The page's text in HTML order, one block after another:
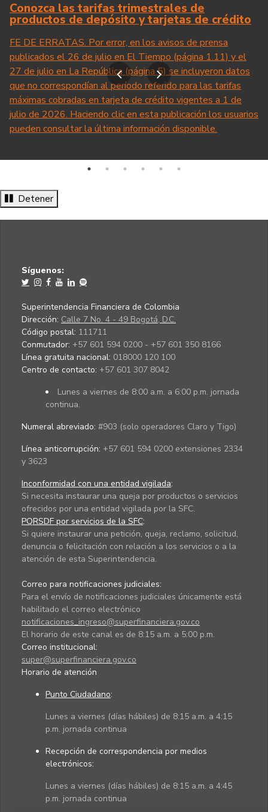
Anterior
Conozca las tarifas trimestrales de
productos de depósito y tarjetas de crédito
FE DE ERRATAS. Por error, en los avisos de prensa
publicados el 26 de julio en El Tiempo (página 1.11) y el
27 de julio en La República (página 5) se incluyeron datos
que no correspondían al período referido para las tarifas
máximas cobradas en tarjeta de crédito vigentes a 1 de
julio de 2026. Haciendo clic en esta publicación los usuarios
pueden consultar la última información disponible.
Siguiente
Detener
Síguenos:
Superintendencia Financiera de Colombia
Dirección: Calle 7 No. 4 - 49 Bogotá, D.C.
Código postal: 111711
Conmutador: +57 601 594 0200 - +57 601 350 8166
Línea gratuita nacional: 018000 120 100
Centro de contacto: +57 601 307 8042
Lunes a viernes de 8:00 a.m. a 6:00 p.m. jornada
continua.
Numeral abreviado: #903 (solo operadores Claro y Tigo)
Línea anticorrupción: +57 601 594 0200 extensiones 2334
y 3623
Inconformidad con una entidad vigilada:
Si necesita instaurar una queja por productos o servicios
ofrecidos por una entidad vigilada por la SFC.
PQRSDF por servicios de la SFC:
Si quiere instaurar una petición, queja, reclamo, solicitud,
denuncia o felicitación con relación a los servicios o a la
atención de esta Superintendencia.
Correo para notificaciones judiciales:
Para el envío de notificaciones judiciales únicamente está
habilitado el correo electrónico
notificaciones_ingreso@superfinanciera.gov.co
El horario de este canal es de 8:15 a.m. a 5:00 p.m.
Correo institucional:
super@superfinanciera.gov.co
Horario de atención
Punto Ciudadano:
Lunes a viernes (días hábiles) de 8:15 a.m. a 4:15
p.m. jornada continua
Recepción de correspondencia por medios
electrónicos:
Lunes a viernes (días hábiles) de 8:15 a.m. a 4:45
p.m. jornada continua